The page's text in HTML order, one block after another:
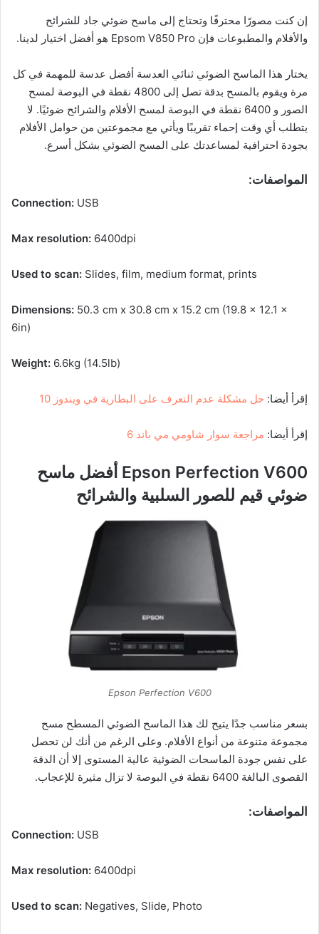
إن كنت مصورًا محترفًا وتحتاج إلى ماسح ضوئي جاد للشرائح
والأفلام والمطبوعات فإن Epsom V850 Pro هو أفضل اختيار لدينا.
يختار هذا الماسح الضوئي ثنائي العدسة أفضل عدسة للمهمة في كل
مرة ويقوم بالمسح بدقة تصل إلى 4800 نقطة في البوصة لمسح
الصور و 6400 نقطة في البوصة لمسح الأفلام والشرائح ضوئيًا. لا
يتطلب أي وقت إحماء تقريبًا ويأتي مع مجموعتين من حوامل الأفلام
بجودة احترافية لمساعدتك على المسح الضوئي بشكل أسرع.
المواصفات:
Connection: USB
Max resolution: 6400dpi
Used to scan: Slides, film, medium format, prints
Dimensions: 50.3 cm x 30.8 cm x 15.2 cm (19.8 x 12.1 x
6in)
Weight: 6.6kg (14.5lb)
إقرأ أيضا: حل مشكلة عدم التعرف على البطارية في ويندوز 10
إقرأ أيضا: مراجعة سوار شاومي مي باند 6
Epson Perfection V600 أفضل ماسح
ضوئي قيم للصور السلبية والشرائح
Epson Perfection V600
بسعر مناسب جدًا يتيح لك هذا الماسح الضوئي المسطح مسح
مجموعة متنوعة من أنواع الأفلام. وعلى الرغم من أنك لن تحصل
على نفس جودة الماسحات الضوئية عالية المستوى إلا أن الدقة
القصوى البالغة 6400 نقطة في البوصة لا تزال مثيرة للإعجاب.
المواصفات:
Connection: USB
Max resolution: 6400dpi
Used to scan: Negatives, Slide, Photo